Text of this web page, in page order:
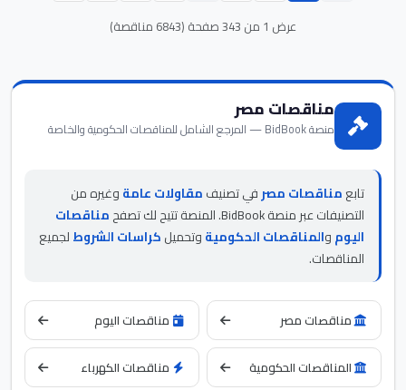
عرض 1 من 343 صفحة (6843 مناقصة)
مناقصات مصر
منصة BidBook — المرجع الشامل للمناقصات الحكومية والخاصة
تابعمناقصات مصرفي تصنيفمقاولات عامةوغيره من
التصنيفات عبر منصة BidBook. المنصة تتيح لك تصفح
مناقصات
اليوموالمناقصات الحكوميةوتحميلكراسات الشروطلجميع
المناقصات.
مناقصات مصر مناقصات اليوم
المناقصات الحكومية مناقصات الكهرباء